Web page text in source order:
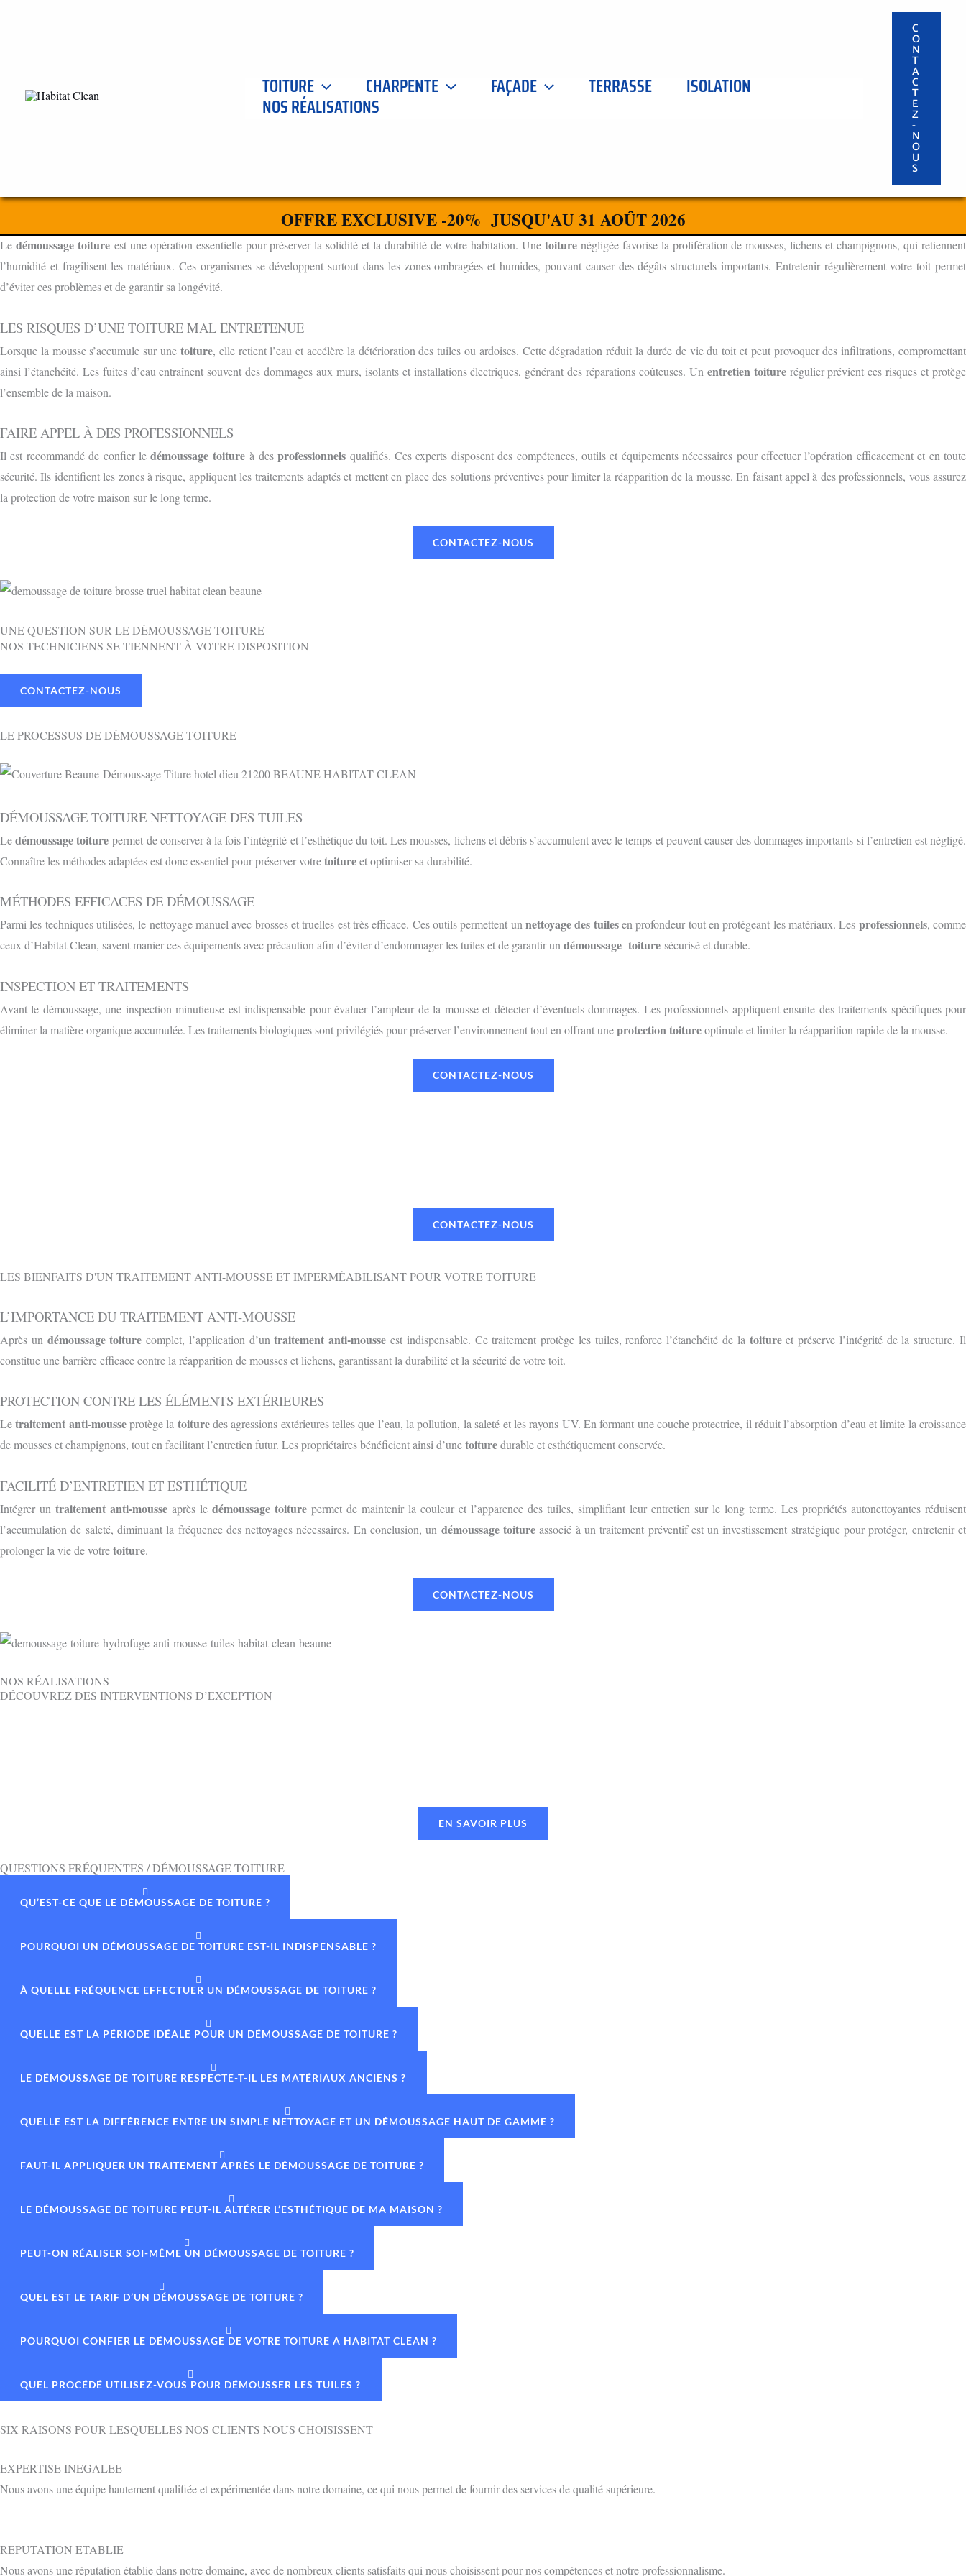
TOITURE CHARPENTE FAÇADE TERRASSE ISOLATION
NOS RÉALISATIONS
C
O
N
T
A
C
T
E
Z
-
N
O
U
S
OFFRE EXCLUSIVE -20% JUSQU'AU 31 AOÛT 2026
ENTREPRISE DE DÈMOUSSAGE DE TOITURE À CORGOLOIN 21700
Le démoussage toitureest une opération essentielle pour préserver la solidité et la durabilité de votre habitation. Une toiturenégligée favorise la prolifération de mousses, lichens et champignons, qui retiennent
l’humidité et fragilisent les matériaux. Ces organismes se développent surtout dans les zones ombragées et humides, pouvant causer des dégâts structurels importants. Entretenir régulièrement votre toit permet
d’éviter ces problèmes et de garantir sa longévité.
LES RISQUES D’UNE TOITURE MAL ENTRETENUE
Lorsque la mousse s’accumule sur une toiture, elle retient l’eau et accélère la détérioration des tuiles ou ardoises. Cette dégradation réduit la durée de vie du toit et peut provoquer des infiltrations, compromettant
ainsi l’étanchéité. Les fuites d’eau entraînent souvent des dommages aux murs, isolants et installations électriques, générant des réparations coûteuses. Un entretien toiturerégulier prévient ces risques et protège
l’ensemble de la maison.
FAIRE APPEL À DES PROFESSIONNELS
Il est recommandé de confier ledémoussage toitureà desprofessionnels qualifiés. Ces experts disposent des compétences, outils et équipements nécessaires pour effectuer l’opération efficacement et en toute
sécurité. Ils identifient les zones à risque, appliquent les traitements adaptés et mettent en place des solutions préventives pour limiter la réapparition de la mousse. En faisant appel à des professionnels, vous assurez
la protection de votre maison sur le long terme.
CONTACTEZ-NOUS
UNE QUESTION SUR LE DÉMOUSSAGE TOITURE
NOS TECHNICIENS SE TIENNENT À VOTRE DISPOSITION
CONTACTEZ-NOUS
LE PROCESSUS DE DÉMOUSSAGE TOITURE
DÉMOUSSAGE TOITURE NETTOYAGE DES TUILES
Ledémoussage toiture permet de conserver à la fois l’intégrité et l’esthétique du toit. Les mousses, lichens et débris s’accumulent avec le temps et peuvent causer des dommages importants si l’entretien est négligé.
Connaître les méthodes adaptées est donc essentiel pour préserver votretoitureet optimiser sa durabilité.
MÉTHODES EFFICACES DE DÉMOUSSAGE
Parmi les techniques utilisées, le nettoyage manuel avec brosses et truelles est très efficace. Ces outils permettent unnettoyage des tuilesen profondeur tout en protégeant les matériaux. Les professionnels, comme
ceux d’Habitat Clean, savent manier ces équipements avec précaution afin d’éviter d’endommager les tuiles et de garantir undémoussage toiture sécurisé et durable.
INSPECTION ET TRAITEMENTS
Avant le démoussage, une inspection minutieuse est indispensable pour évaluer l’ampleur de la mousse et détecter d’éventuels dommages. Les professionnels appliquent ensuite des traitements spécifiques pour
éliminer la matière organique accumulée. Les traitements biologiques sont privilégiés pour préserver l’environnement tout en offrant uneprotection toitureoptimale et limiter la réapparition rapide de la mousse.
CONTACTEZ-NOUS
CONTACTEZ-NOUS
LES BIENFAITS D'UN TRAITEMENT ANTI-MOUSSE ET IMPERMÉABILISANT POUR VOTRE TOITURE
L’IMPORTANCE DU TRAITEMENT ANTI-MOUSSE
Après un démoussage toiture complet, l’application d’untraitement anti-mousse est indispensable. Ce traitement protège les tuiles, renforce l’étanchéité de la toitureet préserve l’intégrité de la structure. Il
constitue une barrière efficace contre la réapparition de mousses et lichens, garantissant la durabilité et la sécurité de votre toit.
PROTECTION CONTRE LES ÉLÉMENTS EXTÉRIEURES
Letraitement anti-mousseprotège la toituredes agressions extérieures telles que l’eau, la pollution, la saleté et les rayons UV. En formant une couche protectrice, il réduit l’absorption d’eau et limite la croissance
de mousses et champignons, tout en facilitant l’entretien futur. Les propriétaires bénéficient ainsi d’unetoituredurable et esthétiquement conservée.
FACILITÉ D’ENTRETIEN ET ESTHÉTIQUE
Intégrer un traitement anti-mousse après le démoussage toiture permet de maintenir la couleur et l’apparence des tuiles, simplifiant leur entretien sur le long terme. Les propriétés autonettoyantes réduisent
l’accumulation de saleté, diminuant la fréquence des nettoyages nécessaires. En conclusion, un démoussage toiture associé à un traitement préventif est un investissement stratégique pour protéger, entretenir et
prolonger la vie de votretoiture.
CONTACTEZ-NOUS
NOS RÉALISATIONS
DÉCOUVREZ DES INTERVENTIONS D’EXCEPTION
EN SAVOIR PLUS
QUESTIONS FRÉQUENTES / DÉMOUSSAGE TOITURE
QU’EST-CE QUE LE DÉMOUSSAGE DE TOITURE ?
POURQUOI UN DÉMOUSSAGE DE TOITURE EST-IL INDISPENSABLE ?
À QUELLE FRÉQUENCE EFFECTUER UN DÉMOUSSAGE DE TOITURE ?
QUELLE EST LA PÉRIODE IDÉALE POUR UN DÉMOUSSAGE DE TOITURE ?
LE DÉMOUSSAGE DE TOITURE RESPECTE-T-IL LES MATÉRIAUX ANCIENS ?
QUELLE EST LA DIFFÉRENCE ENTRE UN SIMPLE NETTOYAGE ET UN DÉMOUSSAGE HAUT DE GAMME ?
FAUT-IL APPLIQUER UN TRAITEMENT APRÈS LE DÉMOUSSAGE DE TOITURE ?
LE DÉMOUSSAGE DE TOITURE PEUT-IL ALTÉRER L’ESTHÉTIQUE DE MA MAISON ?
PEUT-ON RÉALISER SOI-MÊME UN DÉMOUSSAGE DE TOITURE ?
QUEL EST LE TARIF D’UN DÉMOUSSAGE DE TOITURE ?
POURQUOI CONFIER LE DÉMOUSSAGE DE VOTRE TOITURE A HABITAT CLEAN ?
QUEL PROCÉDÉ UTILISEZ-VOUS POUR DÉMOUSSER LES TUILES ?
SIX RAISONS POUR LESQUELLES NOS CLIENTS NOUS CHOISISSENT
EXPERTISE INEGALEE
Nous avons une équipe hautement qualifiée et expérimentée dans notre domaine, ce qui nous permet de fournir des services de qualité supérieure.
REPUTATION ETABLIE
Nous avons une réputation établie dans notre domaine, avec de nombreux clients satisfaits qui nous choisissent pour nos compétences et notre professionnalisme.